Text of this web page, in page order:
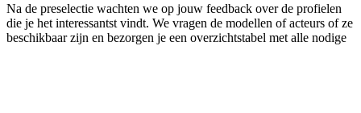
Na de preselectie wachten we op jouw feedback over de profielen
die je het interessantst vindt. We vragen de modellen of acteurs of ze
beschikbaar zijn en bezorgen je een overzichtstabel met alle nodige